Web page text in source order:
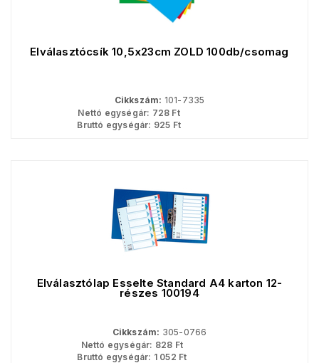
Elválasztócsík 10,5x23cm ZÖLD 100db/csomag
Cikkszám: 101-7335
Nettó egységár: 728 Ft
Bruttó egységár: 925 Ft
Elválasztólap Esselte Standard A4 karton 12-
részes 100194
Cikkszám: 305-0766
Nettó egységár: 828 Ft
Bruttó egységár: 1 052 Ft